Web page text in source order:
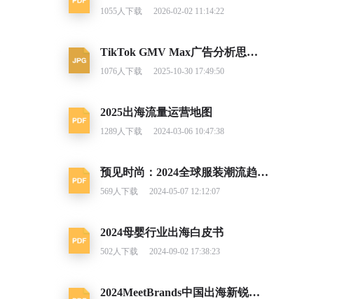
1055人下载 2026-02-02 11:14:22
TikTok GMV Max广告分析思路及调整建议
1076人下载 2025-10-30 17:49:50
2025出海流量运营地图
1289人下载 2024-03-06 10:47:38
预见时尚：2024全球服装潮流趋势洞察
569人下载 2024-05-07 12:12:07
2024母婴行业出海白皮书
502人下载 2024-09-02 17:38:23
2024MeetBrands中国出海新锐消费品牌榜单报告